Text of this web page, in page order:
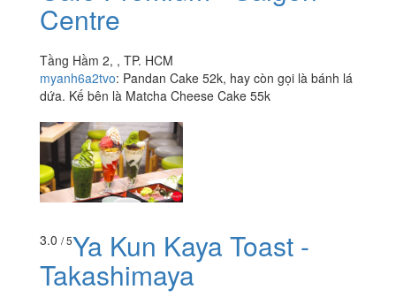
Centre
Tầng Hầm 2, , TP. HCM
myanh6a2tvo: Pandan Cake 52k, hay còn gọi là bánh lá
dứa. Kế bên là Matcha Cheese Cake 55k
3.0 / 5Ya Kun Kaya Toast -
Takashimaya